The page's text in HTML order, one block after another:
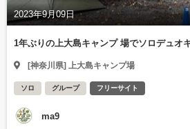
2023年9月09日
1年ぶりの上大島キャンプ 場でソロデュオ
[神奈川県] 上大島キャンプ場
ソロ グループ フリーサイト
ma9